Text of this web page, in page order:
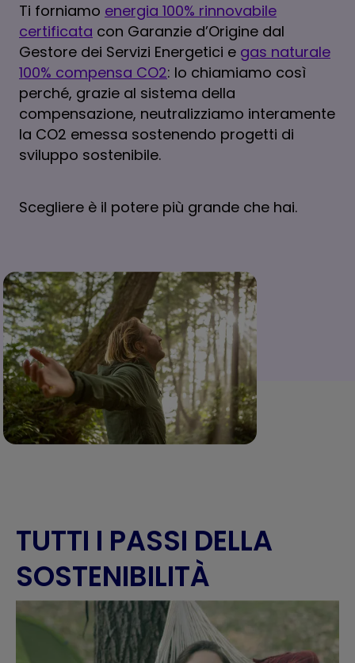
Ti forniamo energia 100% rinnovabile
certificata con Garanzie d’Origine dal
Gestore dei Servizi Energetici e gas naturale
100% compensa CO2: lo chiamiamo così
perché, grazie al sistema della
compensazione, neutralizziamo interamente
la CO2 emessa sostenendo progetti di
sviluppo sostenibile.
Scegliere è il potere più grande che hai.
TUTTI I PASSI DELLA
SOSTENIBILITÀ